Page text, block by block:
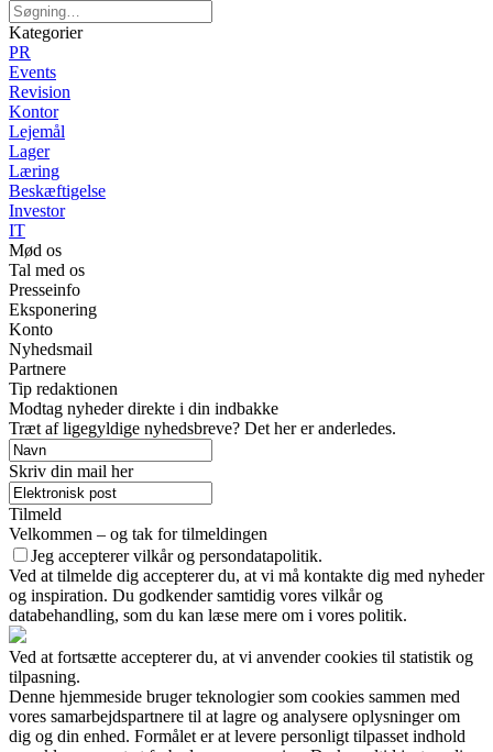
Kategorier
PR
Events
Revision
Kontor
Lejemål
Lager
Læring
Beskæftigelse
Investor
IT
Mød os
Tal med os
Presseinfo
Eksponering
Konto
Nyhedsmail
Partnere
Tip redaktionen
Modtag nyheder direkte i din indbakke
Træt af ligegyldige nyhedsbreve? Det her er anderledes.
Skriv din mail her
Tilmeld
Velkommen – og tak for tilmeldingen
Jeg accepterer vilkår og persondatapolitik.
Ved at tilmelde dig accepterer du, at vi må kontakte dig med nyheder
og inspiration. Du godkender samtidig vores vilkår og
databehandling, som du kan læse mere om i vores politik.
Ved at fortsætte accepterer du, at vi anvender cookies til statistik og
tilpasning.
Denne hjemmeside bruger teknologier som cookies sammen med
vores samarbejdspartnere til at lagre og analysere oplysninger om
dig og din enhed. Formålet er at levere personligt tilpasset indhold